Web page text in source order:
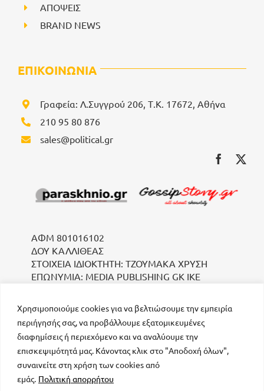
Χρησιμοποιούμε cookies για να βελτιώσουμε την εμπειρία
περιήγησής σας, να προβάλλουμε εξατομικευμένες
διαφημίσεις ή περιεχόμενο και να αναλύουμε την
επισκεψιμότητά μας. Κάνοντας κλικ στο "Αποδοχή όλων",
συναινείτε στη χρήση των cookies από
εμάς. Πολιτική απορρήτου
ΑΠΟΨΕΙΣ
BRAND NEWS
ΕΠΙΚΟΙΝΩΝΙΑ
Γραφεία: Λ.Συγγρού 206, Τ.Κ. 17672, Αθήνα
210 95 80 876
sales@political.gr
ΑΦΜ 801016102
ΔΟΥ ΚΑΛΛΙΘΕΑΣ
ΣΤΟΙΧΕΙΑ ΙΔΙΟΚΤΗΤΗ: ΤΖΟΥΜΑΚΑ ΧΡΥΣΗ
ΕΠΩΝΥΜΙΑ: MEDIA PUBLISHING GK IKE
μοναδικός αριθμός Μ.Η.Τ. 232223